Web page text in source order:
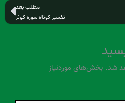
مطلب بعد
تفسیر کوتاه سوره کوثر
شد. بخش‌های موردنیاز